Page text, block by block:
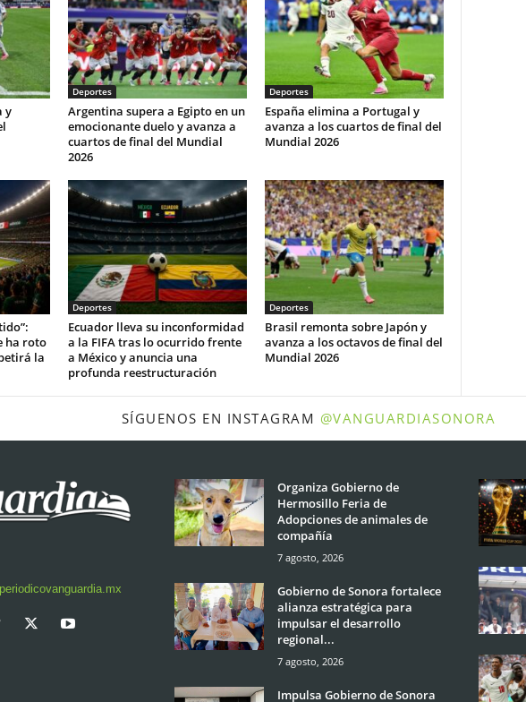
y
Deportes
Argentina supera a Egipto en un
emocionante duelo y avanza a
cuartos de final del Mundial
2026
Deportes
España elimina a Portugal y
avanza a los cuartos de final del
Mundial 2026
ha roto
la
Deportes
Ecuador lleva su inconformidad
a la FIFA tras lo ocurrido frente
a México y anuncia una
profunda reestructuración
Deportes
Brasil remonta sobre Japón y
avanza a los octavos de final del
Mundial 2026
SÍGUENOS EN INSTAGRAM @VANGUARDIASONORA
Organiza Gobierno de
Hermosillo Feria de
Adopciones de animales de
compañía
7 agosto, 2026
Gobierno de Sonora fortalece
alianza estratégica para
impulsar el desarrollo
regional...
7 agosto, 2026
Impulsa Gobierno de Sonora